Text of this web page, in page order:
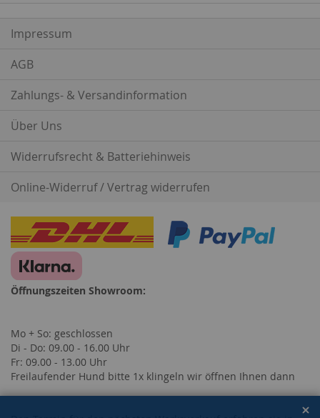
Impressum
AGB
Zahlungs- & Versandinformation
Über Uns
Widerrufsrecht & Batteriehinweis
Online-Widerruf / Vertrag widerrufen
Öffnungszeiten Showroom:
Mo + So: geschlossen
Di - Do: 09.00 - 16.00 Uhr
Fr: 09.00 - 13.00 Uhr
Freilaufender Hund bitte 1x klingeln wir öffnen Ihnen dann